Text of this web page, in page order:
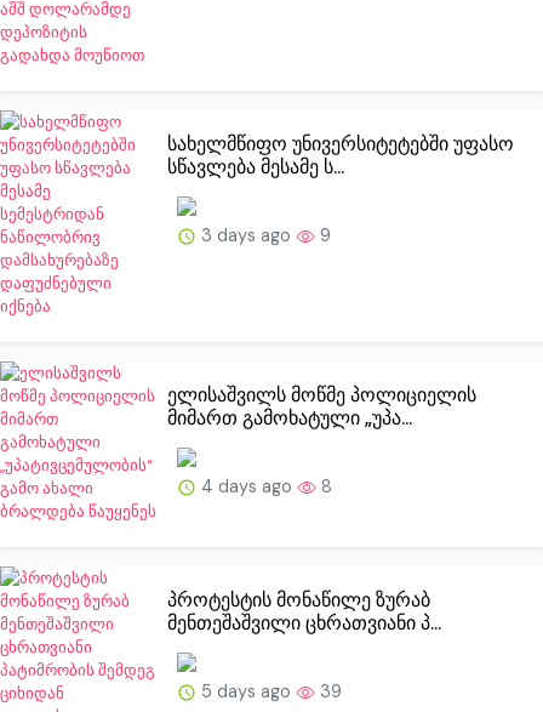
სახელმწიფო უნივერსიტეტებში უფასო
სწავლება მესამე ს...
3 days ago 9
ელისაშვილს მოწმე პოლიციელის
მიმართ გამოხატული „უპა...
4 days ago 8
პროტესტის მონაწილე ზურაბ
მენთეშაშვილი ცხრათვიანი პ...
5 days ago 39